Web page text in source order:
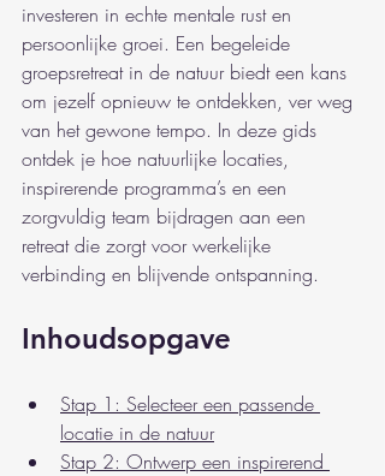
investeren in echte mentale rust en
persoonlijke groei. Een begeleide
groepsretreat in de natuur biedt een kans
om jezelf opnieuw te ontdekken, ver weg
van het gewone tempo. In deze gids
ontdek je hoe natuurlijke locaties,
inspirerende programma’s en een
zorgvuldig team bijdragen aan een
retreat die zorgt voor werkelijke
verbinding en blijvende ontspanning.
Inhoudsopgave
Stap 1: Selecteer een passende
locatie in de natuur
Stap 2: Ontwerp een inspirerend